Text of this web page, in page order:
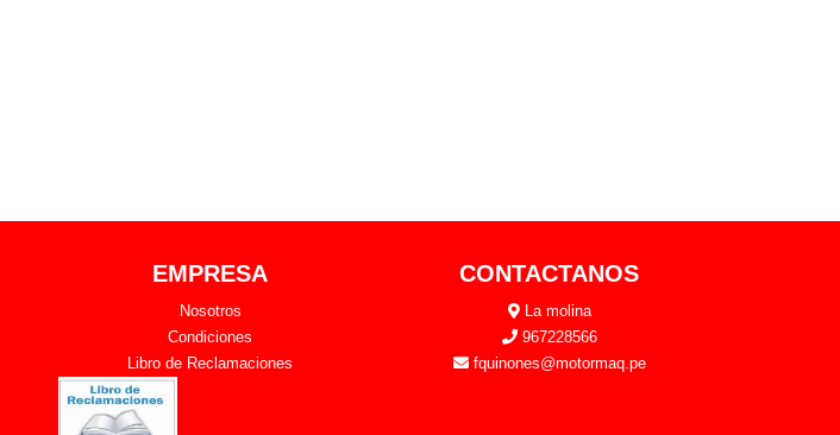
EMPRESA
Nosotros
Condiciones
Libro de Reclamaciones
CONTACTANOS
La molina
967228566
fquinones@motormaq.pe